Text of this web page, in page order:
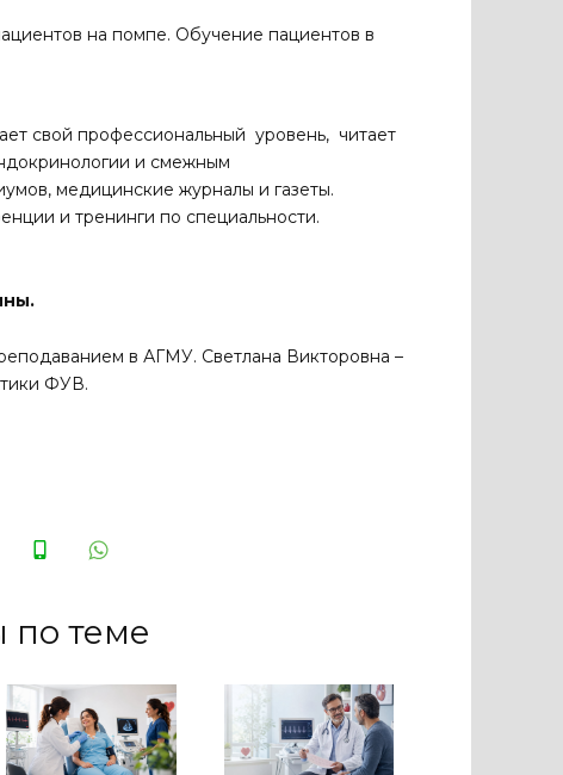
на помпе. Обучение пациентов в
свой профессиональный уровень, читает
и смежным
медицинские журналы и газеты.
и тренинги по специальности.
в АГМУ. Светлана Викторовна –
ФУВ.
по теме